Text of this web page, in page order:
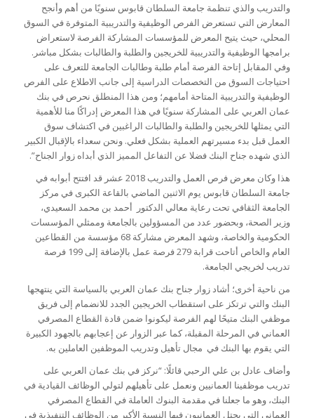
والتدريب والذي تنظمة جامعة السلطان قابوس سنويًا من أهم وأنجح
المعارض التي تستعرض الفرص الوظيفية والتدريبية المتوفرة في السوق
المحلي، حيث يتيح المعرض للمؤسسات المشاركة الفرصة لاستعراض
برامجها الوظيفية والتدريبية للخريجين والطلبة والطالبات بشكل مباشر.
وفي المقابل إتاحة الفرصة أمام طلبة وطالبات الجامعة للتعرف على
احتياجات السوق من التخصصات الدراسية إلى جانب الاطلاع على الفرص
الوظيفية والتدريبية المتاحة أمامهم؛ ومن هذا المنطلق نحرص في بنك
عمان العربي على المشاركة سنويًا في هذا المعرض إدراكًا منا للأهمية
التي يمثلها للخريجين والطلبة والطالبات الراغبين في اكتشاف سوق
العمل قبل بدء مسيرتهم العملية بشكل فعلي. ونحن سعداء بالإقبال الكبير
الذي شهده جناح البنك فضلا عن التفاعل المميز الذي أبداه زوار الجناح”.
هذا وكان معرض فرص العمل والتدريب 2018 عشر قد افتتح أبوابه في
جامعة السلطان قابوس يوم الاثنين الماضي بالقاعة الكبرى في مركز
الجامعة الثقافي تحت رعاية معالي الدكتور أحمد بن محمد السعيدي،
وزير الصحة، وبحضور عدد من المسؤولين بالجامعة وممثلي المؤسسات
الحكومية والخاصة، وشهد المعرض مشاركة 68 مؤسسة من القطاعين
العام والخاص أتاحت قرابة 279 فرصة عمل بالإضافة إلى 199 فرصة
تدريب لخريجي الجامعة.
من ناحية أخرى؛ أشاد زوار جناح بنك عمان العربي بالسياسة التي ينتهجها
البنك والتي ترتكز على استقطاب الخريجين الجدد للانضمام إلى فريق
موظفي البنك متيحًا لهم الفرصة ليكونوا ضمن قادة القطاع المصرفي
العماني في المرحلة المقبلة، كما عبر الزوار عن إعجابهم بالجهود الكبيرة
التي يقوم بها البنك في مجال تأهيل وتدريب الموظفين العاملين به.
وأضاف عادل بن علي الرحبي قائلًا: “نركز في بنك عمان العربي على
تدريب موظفينا العمانيين ونعمل على تأهيلهم لتولي الوظائف القيادية في
البنك، وهو ما جعلنا في مقدمة البنوك العاملة في القطاع المصرفي
العماني التي يحتل العمانيون فيها النسبة الأكبر من الوظائف التنفيذية في